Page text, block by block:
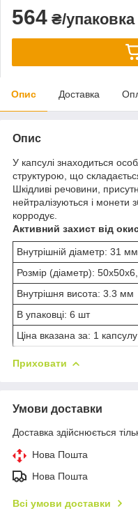
564 ₴/упаковка
Опис Доставка
Опис
У капсулі знаходиться
структурою, що
Шкідливі речовини,
нейтралізуються і монети
корродує.
Активний захист від
Внутрішній діаметр: 31 мм
Розмір (діаметр):
Внутрішня висота: 3.3 мм
В упаковці: 6 шт
Ціна вказана за: 1 капсулу
Приховати
Умови доставки
Доставка здійснюється
Нова Пошта
Нова Пошта
Всі умови доставки